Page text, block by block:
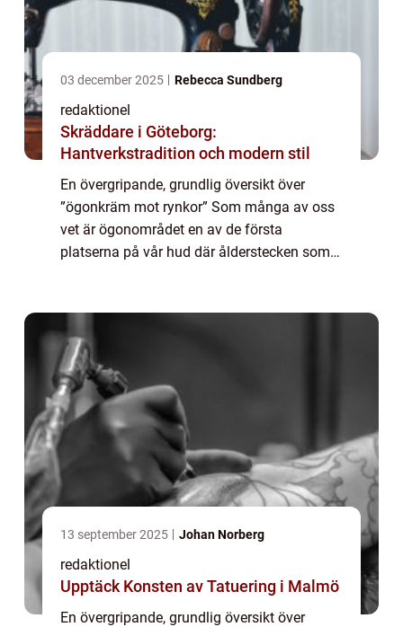
03 december 2025 Rebecca Sundberg
redaktionel
Skräddare i Göteborg:
Hantverkstradition och modern stil
En övergripande, grundlig översikt över
”ögonkräm mot rynkor” Som många av oss
vet är ögonområdet en av de första
platserna på vår hud där ålderstecken som
13 september 2025 Johan Norberg
redaktionel
Upptäck Konsten av Tatuering i Malmö
En övergripande, grundlig översikt över